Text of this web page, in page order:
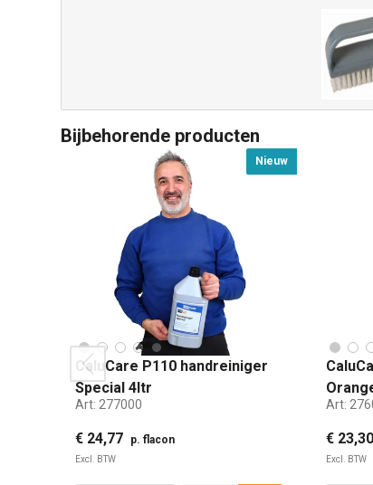
Bijbehorende producten
Nieuw
CaluCare P110 handreiniger
Special 4ltr
Art: 277000
€ 24,77 p. flacon
Excl. BTW
Art:
€ 23,30
Excl. BTW
prev